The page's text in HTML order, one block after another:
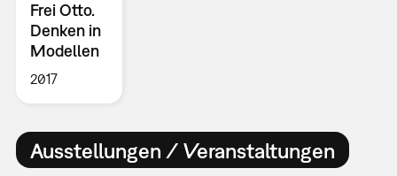
Frei Otto.
Denken in
Modellen
2017
Ausstellungen / Veranstaltungen